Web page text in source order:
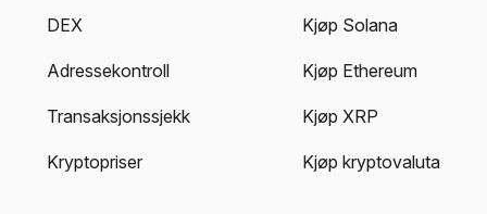
DEX
Adressekontroll
Transaksjonssjekk
Kryptopriser
Kjøp Solana
Kjøp Ethereum
Kjøp XRP
Kjøp kryptovaluta